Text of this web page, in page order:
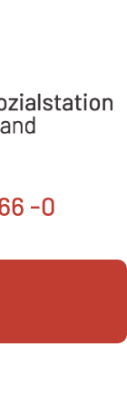
-0